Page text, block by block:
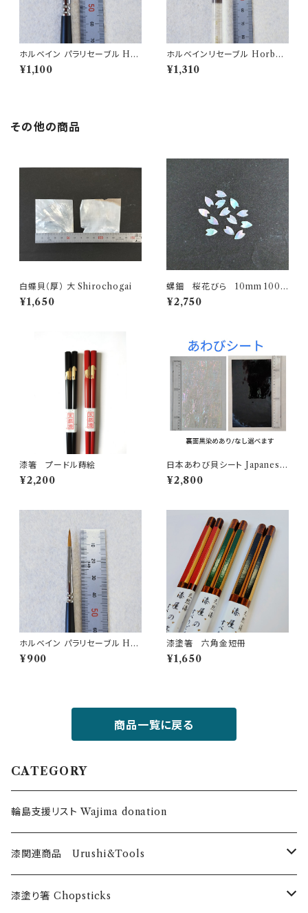
ホルベイン パラリセーブル Hor
bein brush 350H-6
¥1,100
ホルベインリセーブル Horbei
n brush N500H-4
¥1,310
その他の商品
白蝶貝（厚） 大 Shirochogai
¥1,650
螺鈿 桜花びら 10mm 100
個 Raden cherry blossom 1
00 pieces
¥2,750
漆箸 プードル蒔絵
¥2,200
日本あわび貝シート Japanese
abalone shell sheet
¥2,800
ホルベイン パラリセーブル Hor
bein brush 350R-2
¥900
漆塗箸 六角金短冊
¥1,650
商品一覧に戻る
CATEGORY
輪島支援リスト Wajima donation
漆関連商品 Urushi&Tools
漆 Urushi
漆塗り箸 Chopsticks